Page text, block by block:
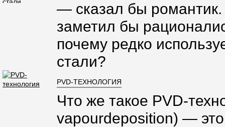
— сказал бы
заметил бы
почему редко
стали?
PVD-ТЕХНОЛОГИЯ
Что же такое PVD-
vapourdeposition) —